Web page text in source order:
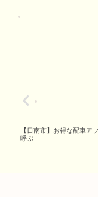
【日南市】お得な配車ア
呼ぶ